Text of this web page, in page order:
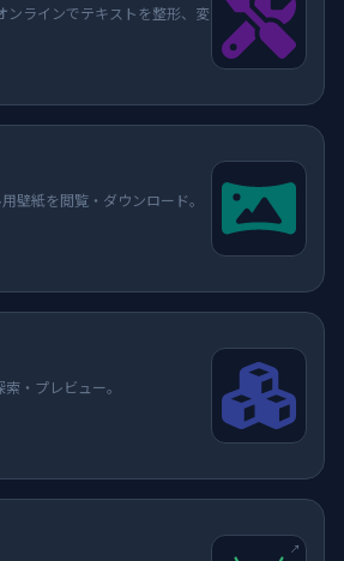
ラインでテキストを整形、変
壁紙を閲覧・ダウンロード。
・プレビュー。
新しいタブで開く）
↗